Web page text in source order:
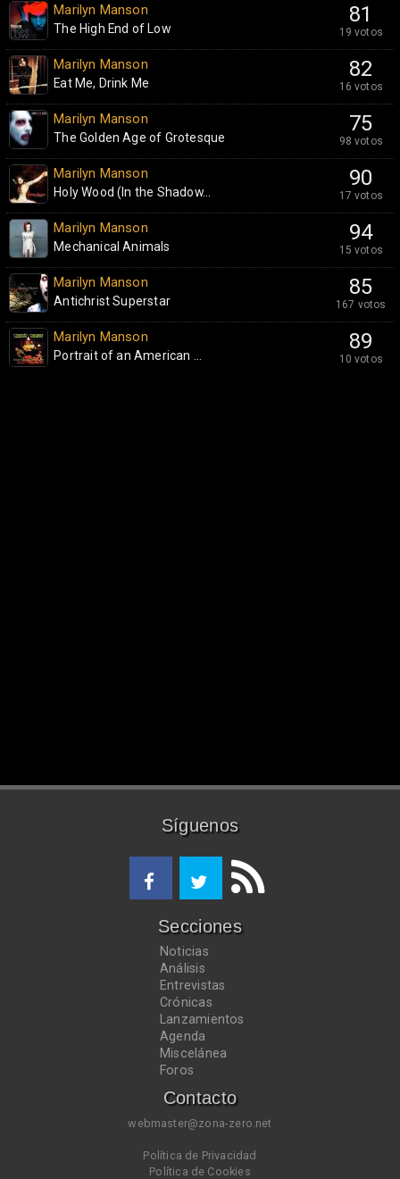
81
19 votos
Marilyn Manson
The High End of Low
82
16 votos
Marilyn Manson
Eat Me, Drink Me
75
98 votos
Marilyn Manson
The Golden Age of Grotesque
90
17 votos
Marilyn Manson
Holy Wood (In the Shadow...
94
15 votos
Marilyn Manson
Mechanical Animals
85
167 votos
Marilyn Manson
Antichrist Superstar
89
10 votos
Marilyn Manson
Portrait of an American ...
Síguenos
Secciones
Noticias
Análisis
Entrevistas
Crónicas
Lanzamientos
Agenda
Miscelánea
Foros
Contacto
webmaster@zona-zero.net
Política de Privacidad
Política de Cookies